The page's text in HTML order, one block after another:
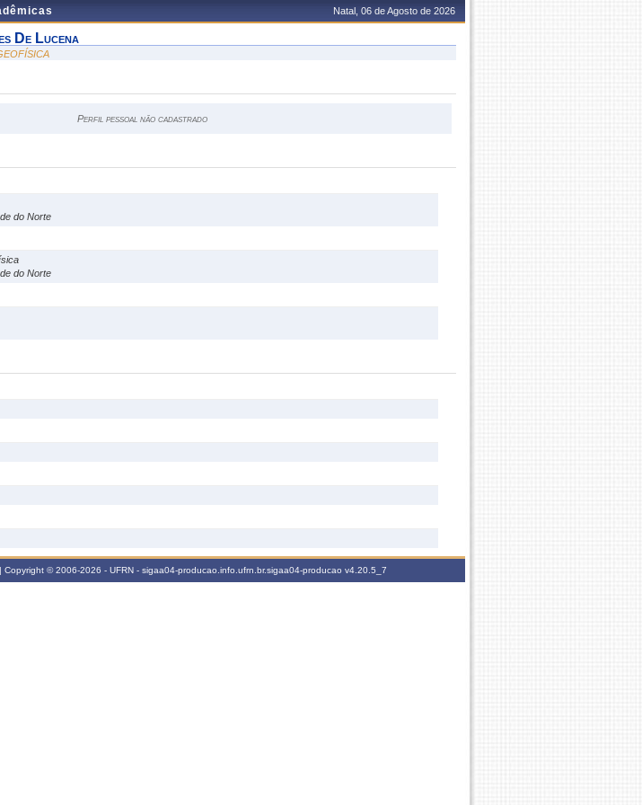
Natal, 06 de Agosto de 2026
De Lucena
Perfil pessoal não cadastrado
do Norte
do Norte
© 2006-2026 - UFRN - sigaa04-producao.info.ufrn.br.sigaa04-producao v4.20.5_7